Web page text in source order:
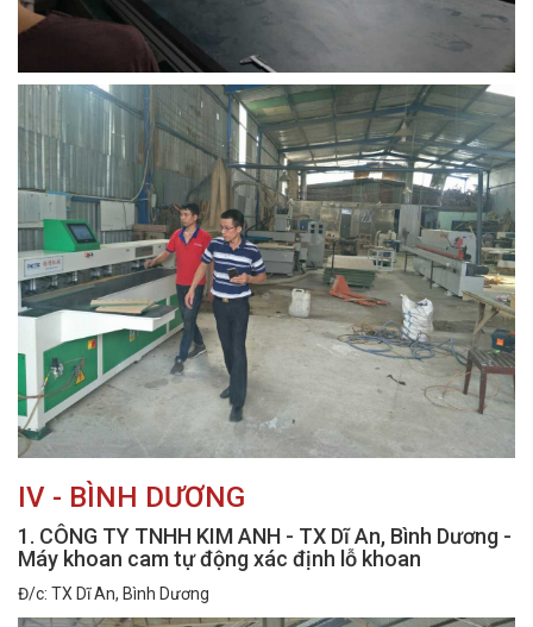
IV - BÌNH DƯƠNG
1. CÔNG TY TNHH KIM ANH - TX Dĩ An, Bình Dương -
Máy khoan cam tự động xác định lỗ khoan
Đ/c: TX Dĩ An, Bình Dương